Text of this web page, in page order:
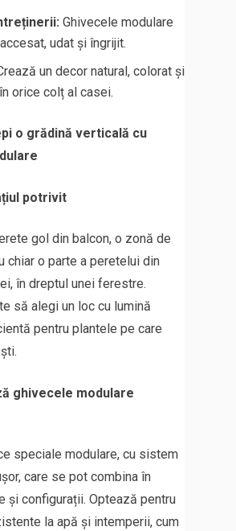
Ghivecele modulare
udat și îngrijit.
un decor natural, colorat și
orice colț al casei.
o grădină verticală cu
potrivit
gol din balcon, o zonă de
chiar o parte a peretelui din
în dreptul unei ferestre.
să alegi un loc cu lumină
pentru plantele pe care
ghivecele modulare
speciale modulare, cu sistem
care se pot combina în
și configurații. Optează pentru
la apă și intemperii, cum